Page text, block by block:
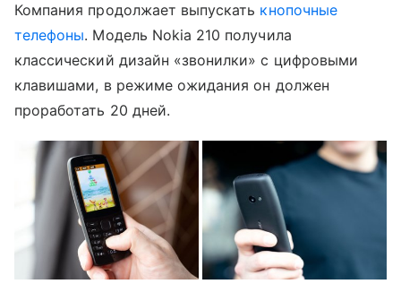
Компания продолжает выпускать кнопочные
телефоны. Модель Nokia 210 получила
классический дизайн «звонилки» с цифровыми
клавишами, в режиме ожидания он должен
проработать 20 дней.